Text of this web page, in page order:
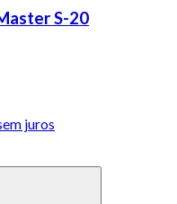
S-20
juros